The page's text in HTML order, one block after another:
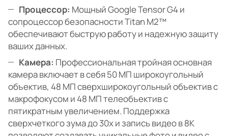
Процессор: Мощный Google Tensor G4 и
сопроцессор безопасности Titan M2™
обеспечивают быструю работу и надежную защиту
ваших данных.
Камера: Профессиональная тройная основная
камера включает в себя 50 МП широкоугольный
объектив, 48 МП сверхширокоугольный объектив с
макрофокусом и 48 МП телеобъектив с
пятикратным увеличением. Поддержка
сверхчеткого зума до 30x и запись видео в 8K